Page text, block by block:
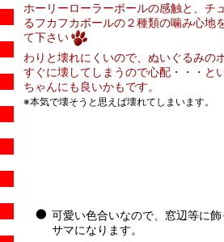
ホーリーローラーボールの感触と、チ
るフカフカボールの２種類の噛み心地
て下さい
わりと壊れにくいので、ぬいぐるみの
すぐに壊してしまうので心配・・・と
ちゃんにも良いかもです。
※本気で壊そうと思えば壊れてしまいます。
可愛い色合いなので、窓辺等に飾
サマになります。